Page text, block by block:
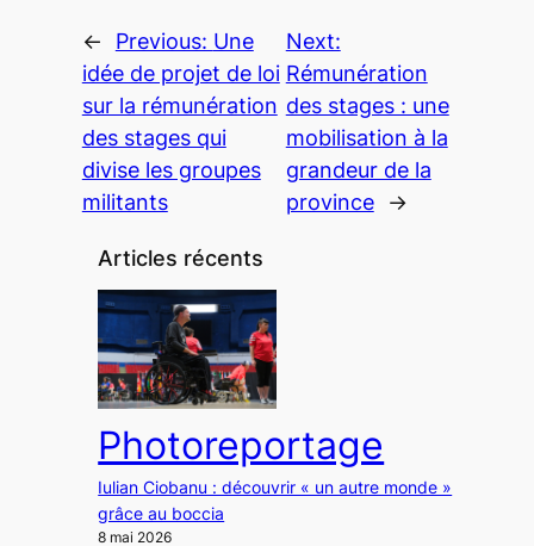
← Previous: Une
idée de projet de loi
sur la rémunération
des stages qui
divise les groupes
militants
Next:
Rémunération
des stages : une
mobilisation à la
grandeur de la
province
→
Articles récents
Photoreportage
Iulian Ciobanu : découvrir « un autre monde »
grâce au boccia
8 mai 2026